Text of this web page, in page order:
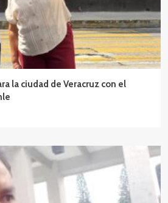
la ciudad de Veracruz con el